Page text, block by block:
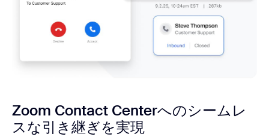
Zoom Contact Centerへのシームレ
スな引き継ぎを実現